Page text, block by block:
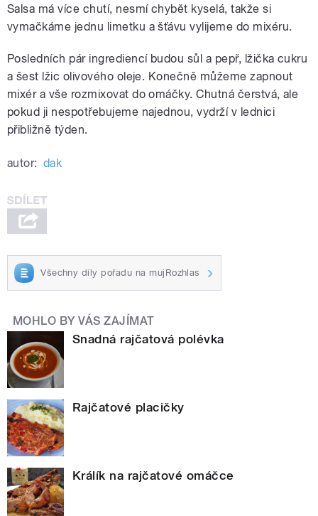
Salsa má více chutí, nesmí chybět kyselá, takže si
vymačkáme jednu limetku a šťávu vylijeme do mixéru.
Posledních pár ingrediencí budou sůl a pepř, lžička cukru
a šest lžic olivového oleje. Konečně můžeme zapnout
mixér a vše rozmixovat do omáčky. Chutná čerstvá, ale
pokud ji nespotřebujeme najednou, vydrží v lednici
přibližně týden.
autor: dak
Všechny díly pořadu na mujRozhlas
MOHLO BY VÁS ZAJÍMAT
Snadná rajčatová polévka
Rajčatové placičky
Králík na rajčatové omáčce